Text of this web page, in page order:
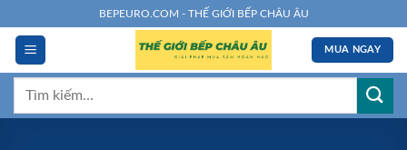
đến
dung
BEPEURO.COM - THẾ GIỚI BẾP CHÂU ÂU
MUA NGAY
Tìm